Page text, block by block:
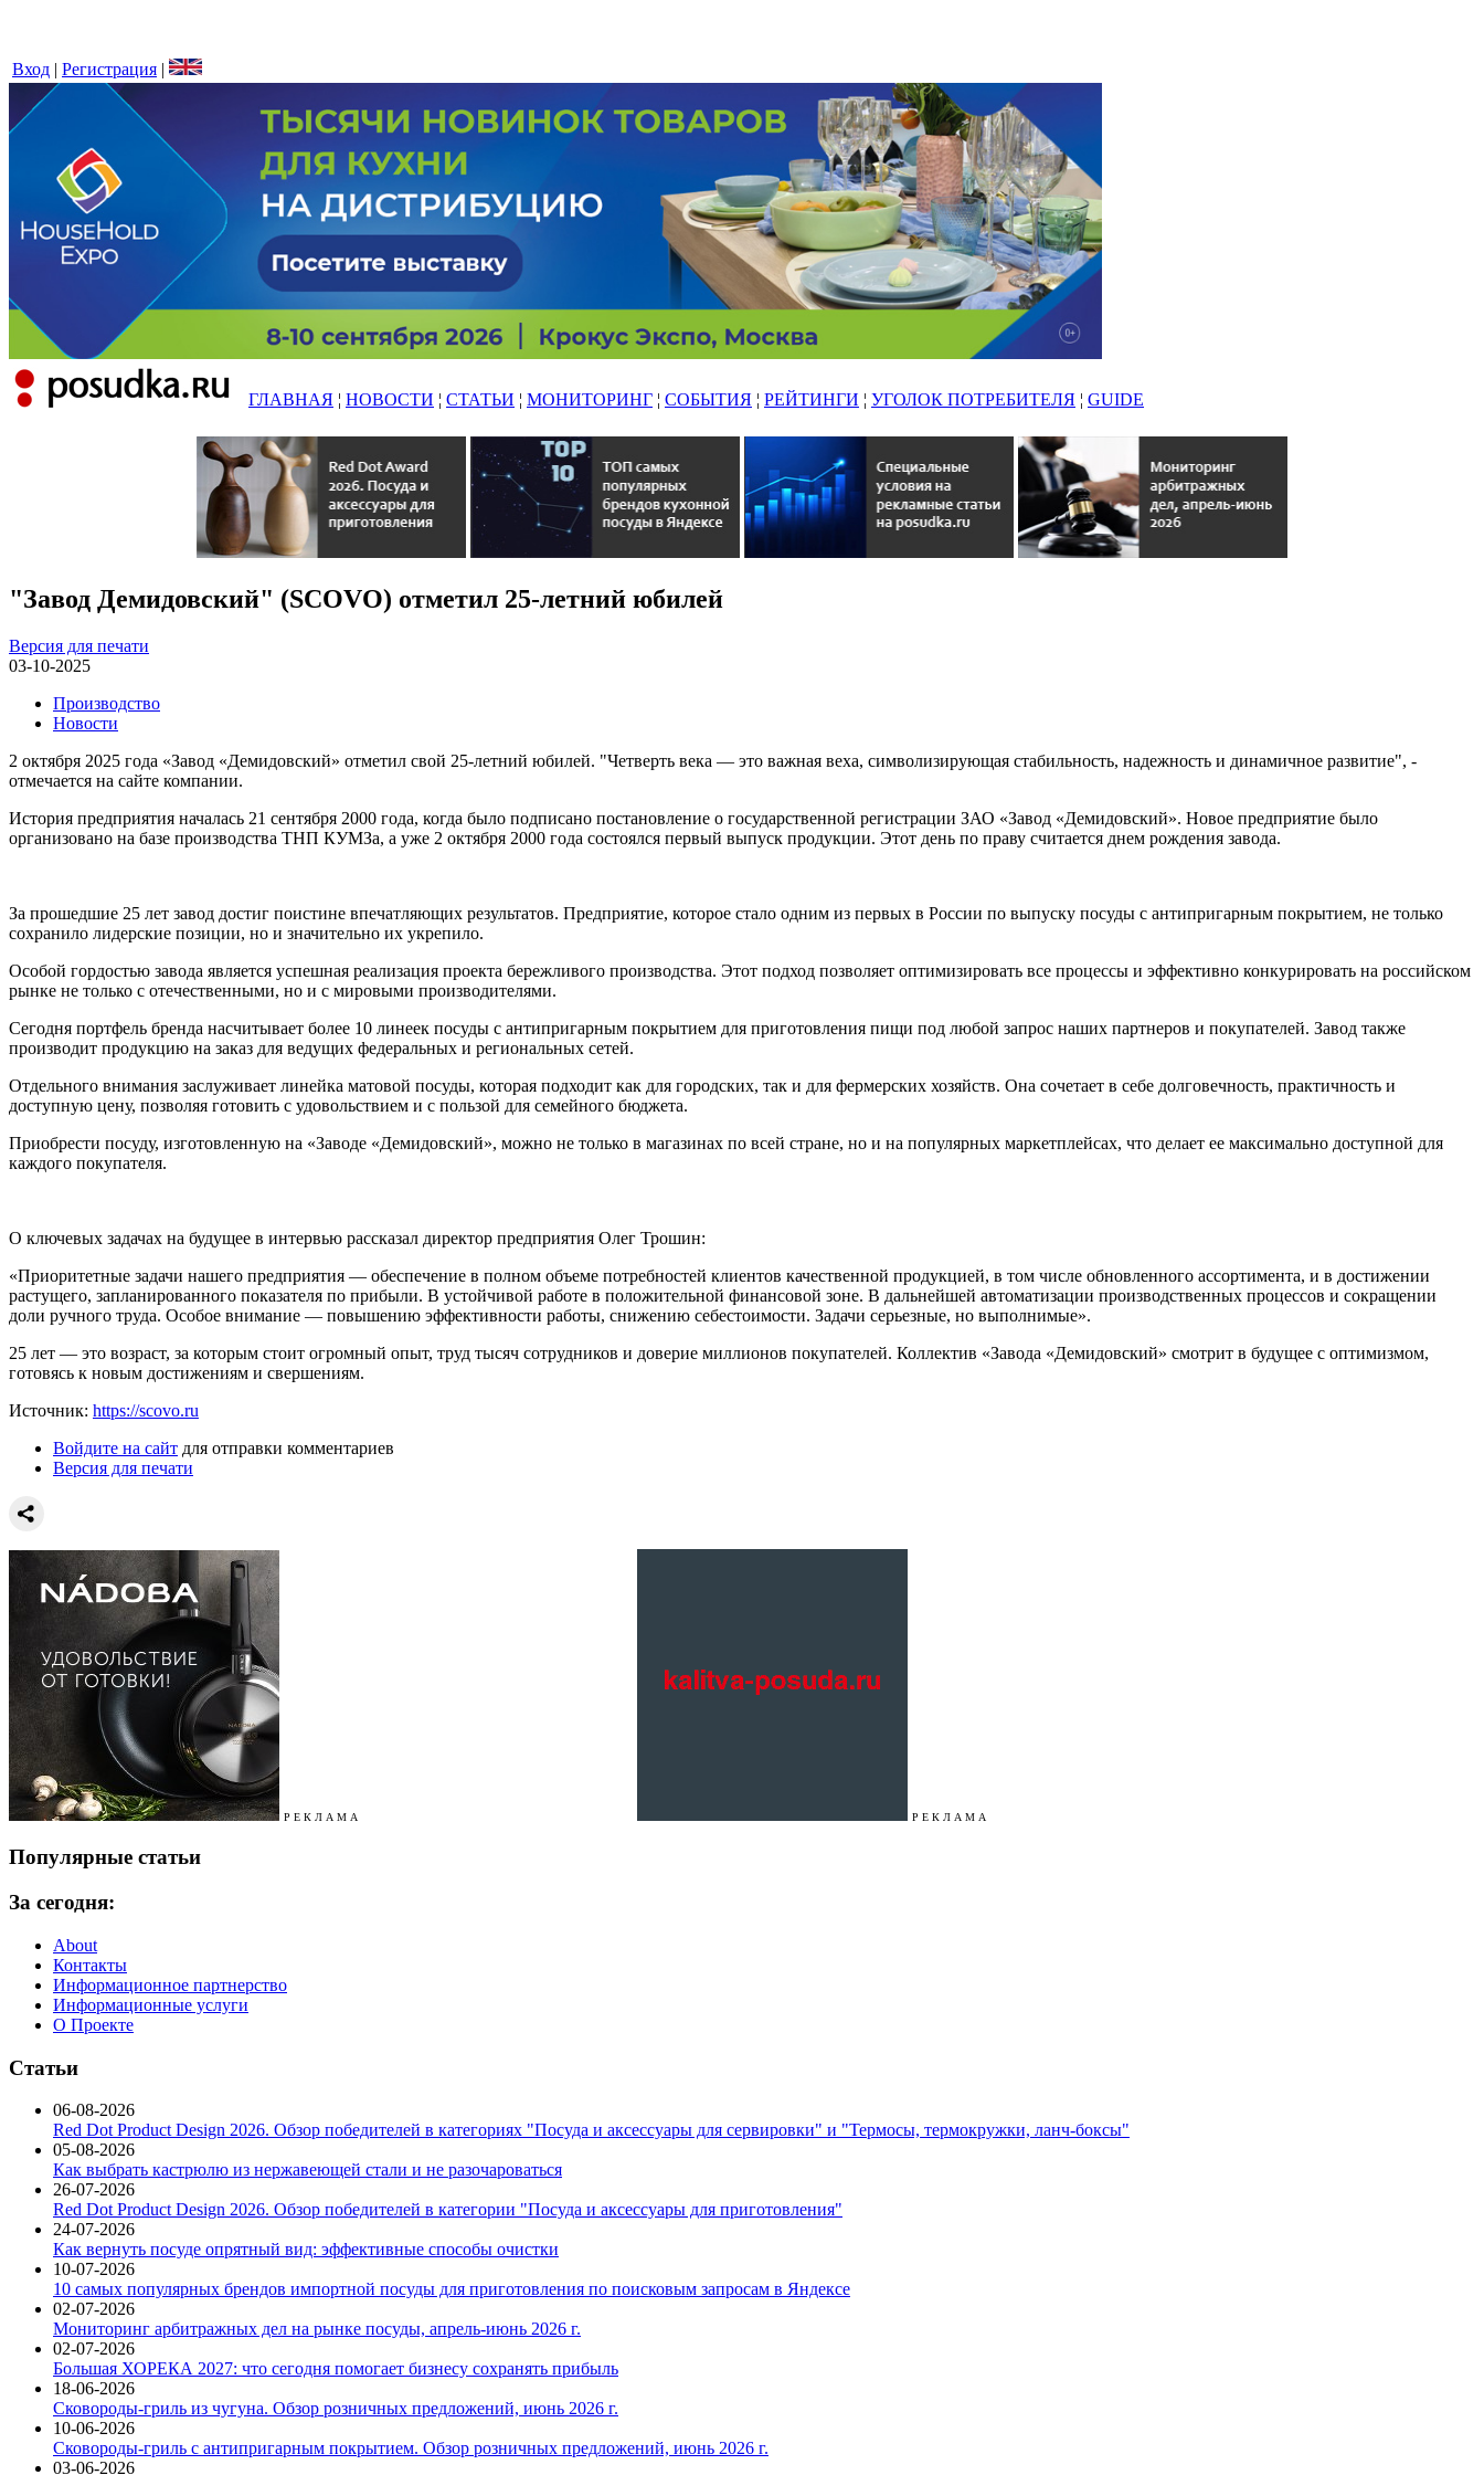
Вход | Регистрация |
ГЛАВНАЯ ¦ НОВОСТИ ¦ СТАТЬИ ¦ МОНИТОРИНГ ¦ СОБЫТИЯ ¦ РЕЙТИНГИ ¦ УГОЛОК ПОТРЕБИТЕЛЯ ¦ GUIDE
"Завод Демидовский" (SCOVO) отметил 25-летний юбилей
Версия для печати
03-10-2025
Производство
Новости
2 октября 2025 года «Завод «Демидовский» отметил свой 25-летний юбилей. "Четверть века — это важная веха, символизирующая стабильность, надежность и динамичное развитие", -
отмечается на сайте компании.
История предприятия началась 21 сентября 2000 года, когда было подписано постановление о государственной регистрации ЗАО «Завод «Демидовский». Новое предприятие было
организовано на базе производства ТНП КУМЗа, а уже 2 октября 2000 года состоялся первый выпуск продукции. Этот день по праву считается днем рождения завода.
За прошедшие 25 лет завод достиг поистине впечатляющих результатов. Предприятие, которое стало одним из первых в России по выпуску посуды с антипригарным покрытием, не только
сохранило лидерские позиции, но и значительно их укрепило.
Особой гордостью завода является успешная реализация проекта бережливого производства. Этот подход позволяет оптимизировать все процессы и эффективно конкурировать на российском
рынке не только с отечественными, но и с мировыми производителями.
Сегодня портфель бренда насчитывает более 10 линеек посуды с антипригарным покрытием для приготовления пищи под любой запрос наших партнеров и покупателей. Завод также
производит продукцию на заказ для ведущих федеральных и региональных сетей.
Отдельного внимания заслуживает линейка матовой посуды, которая подходит как для городских, так и для фермерских хозяйств. Она сочетает в себе долговечность, практичность и
доступную цену, позволяя готовить с удовольствием и с пользой для семейного бюджета.
Приобрести посуду, изготовленную на «Заводе «Демидовский», можно не только в магазинах по всей стране, но и на популярных маркетплейсах, что делает ее максимально доступной для
каждого покупателя.
О ключевых задачах на будущее в интервью рассказал директор предприятия Олег Трошин:
«Приоритетные задачи нашего предприятия — обеспечение в полном объеме потребностей клиентов качественной продукцией, в том числе обновленного ассортимента, и в достижении
растущего, запланированного показателя по прибыли. В устойчивой работе в положительной финансовой зоне. В дальнейшей автоматизации производственных процессов и сокращении
доли ручного труда. Особое внимание — повышению эффективности работы, снижению себестоимости. Задачи серьезные, но выполнимые».
25 лет — это возраст, за которым стоит огромный опыт, труд тысяч сотрудников и доверие миллионов покупателей. Коллектив «Завода «Демидовский» смотрит в будущее с оптимизмом,
готовясь к новым достижениям и свершениям.
Источник: https://scovo.ru
Войдите на сайт для отправки комментариев
Версия для печати
Р Е К Л А М А Р Е К Л А М А
Популярные статьи
За сегодня:
About
Контакты
Информационное партнерство
Информационные услуги
О Проекте
Статьи
06-08-2026
Red Dot Product Design 2026. Обзор победителей в категориях "Посуда и аксессуары для сервировки" и "Термосы, термокружки, ланч-боксы"
05-08-2026
Как выбрать кастрюлю из нержавеющей стали и не разочароваться
26-07-2026
Red Dot Product Design 2026. Обзор победителей в категории "Посуда и аксессуары для приготовления"
24-07-2026
Как вернуть посуде опрятный вид: эффективные способы очистки
10-07-2026
10 самых популярных брендов импортной посуды для приготовления по поисковым запросам в Яндексе
02-07-2026
Мониторинг арбитражных дел на рынке посуды, апрель-июнь 2026 г.
02-07-2026
Большая ХОРЕКА 2027: что сегодня помогает бизнесу сохранять прибыль
18-06-2026
Сковороды-гриль из чугуна. Обзор розничных предложений, июнь 2026 г.
10-06-2026
Сковороды-гриль с антипригарным покрытием. Обзор розничных предложений, июнь 2026 г.
03-06-2026